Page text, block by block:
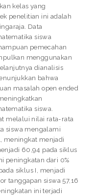
kelas yang
penelitian ini adalah
Data
siswa
pemecahan
menggunakan
dianalisis
bahwa
masalah open ended
siswa.
melalui nilai rata-rata
siswa mengalami
meningkat menjadi
60,94 pada siklus
peningkatan dari 0%
siklus I, menjadi
tanggapan siswa 57,16
ini terjadi